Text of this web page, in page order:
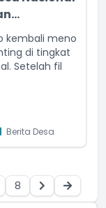
kembali meno
di tingkat
Setelah fil
Berita Desa
8